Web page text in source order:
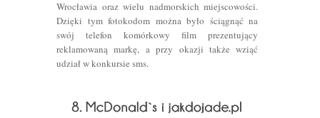
Wrocławia oraz wielu nadmorskich miejscowości.
Dzięki tym fotokodom można było ściągnąć na
swój telefon komórkowy film prezentujący
reklamowaną markę, a przy okazji także wziąć
udział w konkursie sms.